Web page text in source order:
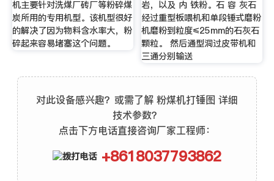
机主要针对洗煤厂砖厂等粉碎煤
炭所用的专用机型。该机型很好
的解决了因为物料含水率大，粉
碎起来容易堵塞这个问题。
岩，以及 内 铁粉。石 容 灰石
经过重型板喂机和单段锤式磨粉
机磨粉到粒度≤25mm的石灰石
颗粒。 然后通型洞过皮带机和
三通分别输送
对此设备感兴趣？或需了解 粉煤机打锤图 详细
技术参数？
点击下方电话直接咨询厂家工程师：
+8618037793862